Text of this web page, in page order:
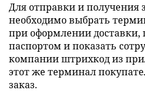
Для отправки и получения
необходимо выбрать
при оформлении доставки,
паспортом и показать
компании штрихкод из
этот же терминал
заказ.